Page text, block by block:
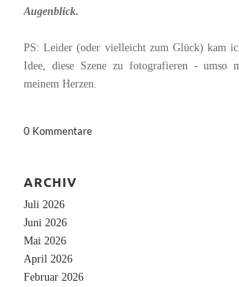
Augenblick.
PS: Leider (oder vielleicht zum Glück) kam
Idee, diese Szene zu fotografieren - umso
meinem Herzen.
0 Kommentare
ARCHIV
Juli 2026
Juni 2026
Mai 2026
April 2026
Februar 2026